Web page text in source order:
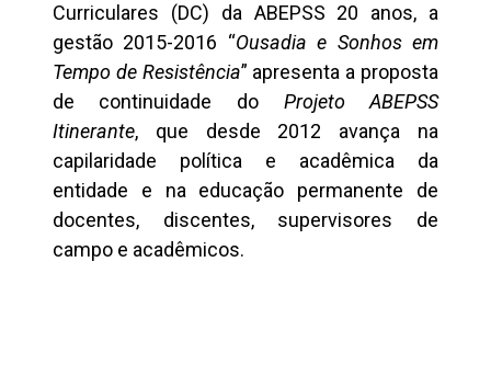
Curriculares (DC) da ABEPSS 20 anos, a
gestão 2015-2016 “Ousadia e Sonhos em
Tempo de Resistência” apresenta a proposta
de continuidade do Projeto ABEPSS
Itinerante, que desde 2012 avança na
capilaridade política e acadêmica da
entidade e na educação permanente de
docentes, discentes, supervisores de
campo e acadêmicos.